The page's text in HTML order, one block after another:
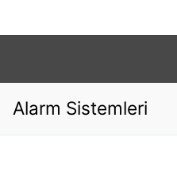
Alarm Sistemleri